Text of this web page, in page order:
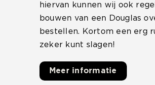
hiervan kunnen wij ook
bouwen van een Douglas
bestellen. Kortom een erg
zeker kunt slagen!
Meer informatie